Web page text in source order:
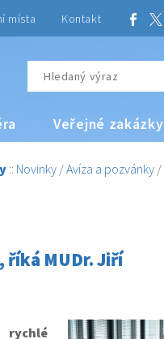
místa Kontakt
Veřejné zakázky
:: Novinky /Avíza a pozvánky /
říká MUDr. Jiří
rychlé